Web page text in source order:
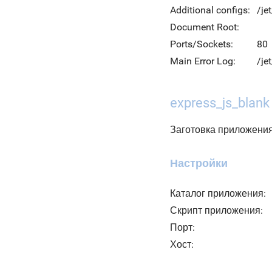
Additional configs:
/
Document Root:
Ports/Sockets:
80
Main Error Log:
/
express_js_blank
Заготовка
Настройки
Каталог приложения:
Скрипт приложения:
Порт:
Хост: